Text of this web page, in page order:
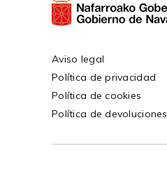
Aviso legal
Política de privacidad
Política de cookies
Política de devoluciones